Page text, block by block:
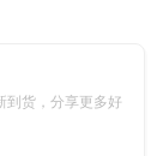
到货，分享更多好